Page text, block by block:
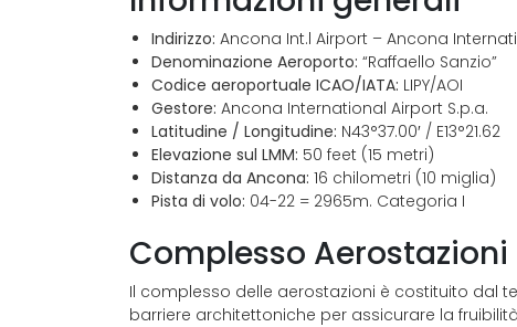
Indirizzo: Ancona Int.l Airport – Ancona
Denominazione Aeroporto: “Raffaello Sanzio”
Codice aeroportuale ICAO/IATA: LIPY/AOI
Gestore: Ancona International Airport S.p.a.
Latitudine / Longitudine: N43°37.00′ / E13°21.62
Elevazione sul LMM: 50 feet (15 metri)
Distanza da Ancona: 16 chilometri (10 miglia)
Pista di volo: 04-22 = 2965m. Categoria I
Complesso Aerostazioni
Il complesso delle aerostazioni è costituito dal
barriere architettoniche per assicurare la